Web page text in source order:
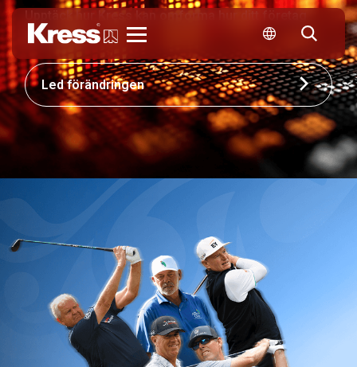
konkurrerar.
Led förändringen